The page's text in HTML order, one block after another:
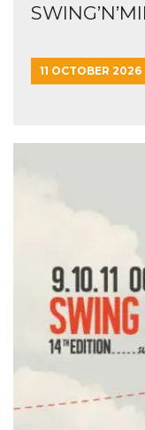
11 OCTOBER 2026